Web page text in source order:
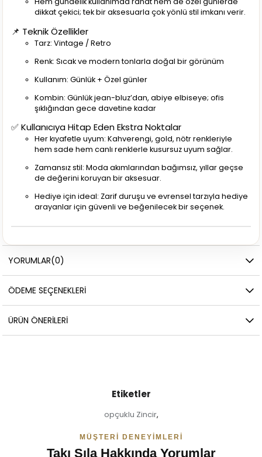
dikkat çekici; tek bir aksesuarla çok yönlü stil imkanı verir.
📌 Teknik Özellikler
Tarz: Vintage / Retro
Renk: Sıcak ve modern tonlarla doğal bir görünüm
Kullanım: Günlük + Özel günler
Kombin: Günlük jean-bluz’dan, abiye elbiseye; ofis
şıklığından gece davetine kadar
✅ Kullanıcıya Hitap Eden Ekstra Noktalar
Her kıyafetle uyum: Kahverengi, gold, nötr renkleriyle
hem sade hem canlı renklerle kusursuz uyum sağlar.
Zamansız stil: Moda akımlarından bağımsız, yıllar geçse
de değerini koruyan bir aksesuar.
Hediye için ideal: Zarif duruşu ve evrensel tarzıyla hediye
arayanlar için güvenli ve beğenilecek bir seçenek.
YORUMLAR(0)
ÖDEME SEÇENEKLERI
ÜRÜN ÖNERILERI
Etiketler
opçuklu Zincir,
MÜŞTERI DENEYIMLERI
Takı Sıla Hakkında Yorumlar